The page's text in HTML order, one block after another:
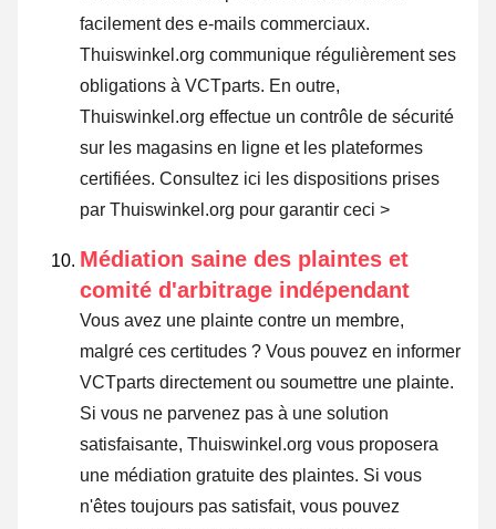
facilement des e-mails commerciaux.
Thuiswinkel.org communique régulièrement ses
obligations à VCTparts. En outre,
Thuiswinkel.org effectue un contrôle de sécurité
sur les magasins en ligne et les plateformes
certifiées. Consultez ici les dispositions prises
par Thuiswinkel.org pour garantir ceci >
Médiation saine des plaintes et
comité d'arbitrage indépendant
Vous avez une plainte contre un membre,
malgré ces certitudes ? Vous pouvez en informer
VCTparts directement ou soumettre une plainte.
Si vous ne parvenez pas à une solution
satisfaisante, Thuiswinkel.org vous proposera
une médiation gratuite des plaintes. Si vous
n'êtes toujours pas satisfait, vous pouvez